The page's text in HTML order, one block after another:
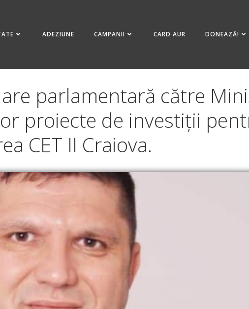
ADEZIUNE CAMPANII CARD AUR DONEAZĂ!
parlamentară către
proiecte de investiții
CET II Craiova.